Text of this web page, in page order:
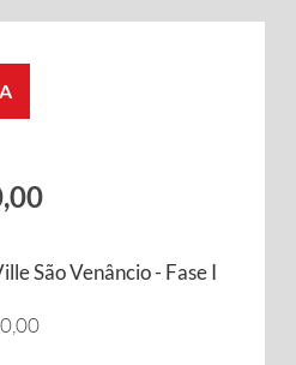
São Venâncio - Fase I